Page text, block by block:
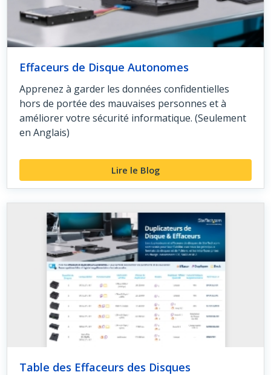
Effaceurs de Disque Autonomes
Apprenez à garder les données confidentielles
hors de portée des mauvaises personnes et à
améliorer votre sécurité informatique. (Seulement
en Anglais)
Lire le Blog
Table des Effaceurs des Disques